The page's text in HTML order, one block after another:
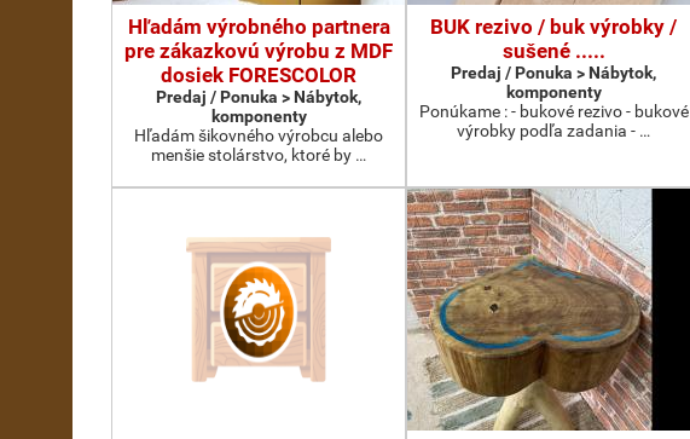
Hľadám výrobného partnera
pre zákazkovú výrobu z MDF
dosiek FORESCOLOR
Predaj / Ponuka > Nábytok,
komponenty
Hľadám šikovného výrobcu alebo
menšie stolárstvo, ktoré by …
BUK rezivo / buk výrobky /
sušené .....
Predaj / Ponuka > Nábytok,
komponenty
Ponúkame : - bukové rezivo - bukové
výrobky podľa zadania - …